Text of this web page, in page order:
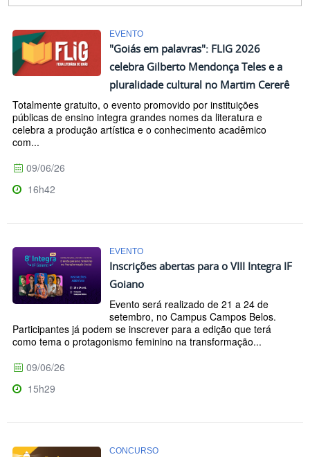
EVENTO
"Goiás em palavras": FLIG 2026
celebra Gilberto Mendonça Teles e a
pluralidade cultural no Martim Cererê
Totalmente gratuito, o evento promovido por instituições
públicas de ensino integra grandes nomes da literatura e
celebra a produção artística e o conhecimento acadêmico
com...
09/06/26
16h42
EVENTO
Inscrições abertas para o VIII Integra IF
Goiano
Evento será realizado de 21 a 24 de
setembro, no Campus Campos Belos.
Participantes já podem se inscrever para a edição que terá
como tema o protagonismo feminino na transformação...
09/06/26
15h29
CONCURSO